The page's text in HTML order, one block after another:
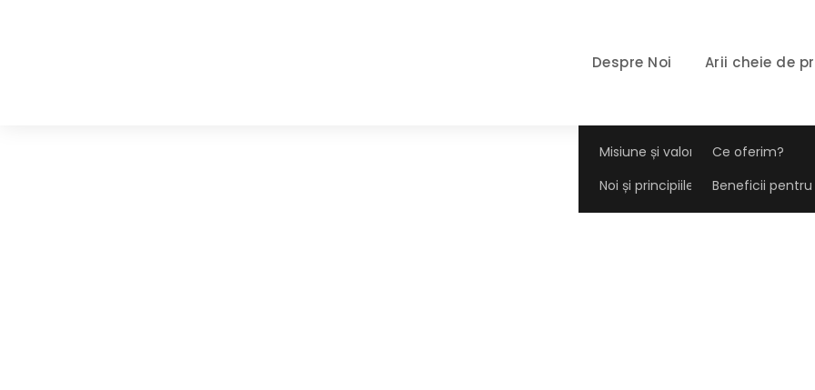
Despre Noi
Misiune și valori
Noi și principiile noastre
Arii cheie de
Ce oferim?
Beneficii pentru